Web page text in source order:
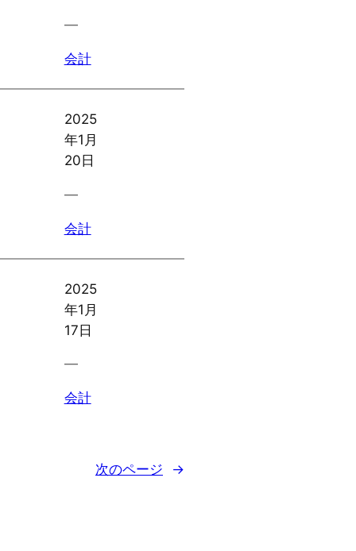
―
会計
2025
年1月
20日
―
会計
2025
年1月
17日
―
会計
次のページ →